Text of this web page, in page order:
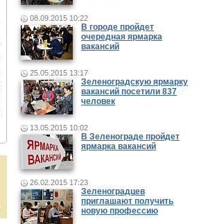
08.09.2015 10:22
В городе пройдет
очередная ярмарка
вакансий
25.05.2015 13:17
Зеленоградскую ярмарку
вакансий посетили 837
человек
13.05.2015 10:02
В Зеленограде пройдет
ярмарка вакансий
26.02.2015 17:23
Зеленоградцев
приглашают получить
новую профессию